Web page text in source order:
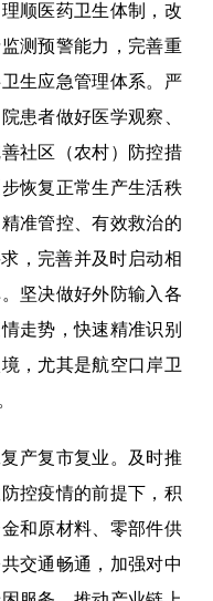
顺医药卫生体制，改
测预警能力，完善重
生应急管理体系。严
患者做好医学观察、
社区（农村）防控措
恢复正常生产生活秩
准管控、有效救治的
，完善并及时启动相
坚决做好外防输入各
走势，快速精准识别
，尤其是航空口岸卫
产复市复业。及时推
控疫情的前提下，积
和原材料、零部件供
交通畅通，加强对中